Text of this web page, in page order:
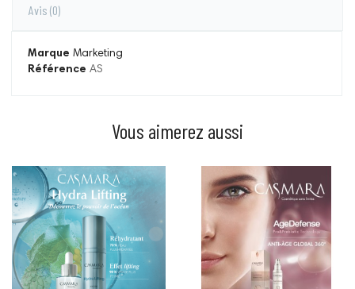
Avis (0)
Marque Marketing
Référence AS
Vous aimerez aussi
Prix Prix